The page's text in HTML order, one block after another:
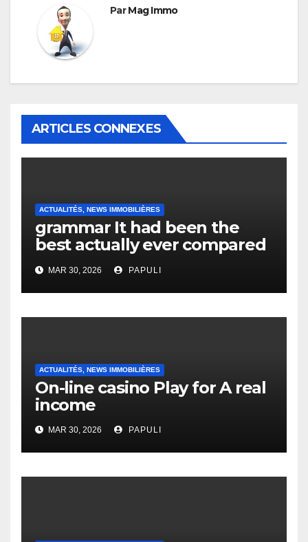
ParMag Immo
ARTICLES CONNEXES
ACTUALITÉS, NEWS IMMOBILIÈRES
grammar It had been the
best actually ever compared
to it’s the top actually?
English Vocabulary Learners
Heap Change
MAR 30, 2026 PAPULI
ACTUALITÉS, NEWS IMMOBILIÈRES
On-line casino Play for A real
income
MAR 30, 2026 PAPULI